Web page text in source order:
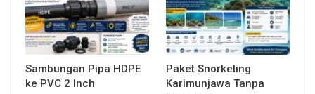
Sambungan Pipa HDPE
ke PVC 2 Inch
Paket Snorkeling
Karimunjawa Tanpa